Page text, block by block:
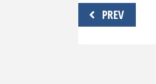
Навигация
по
PREV